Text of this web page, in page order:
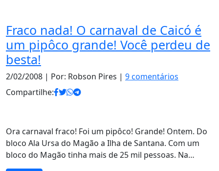
Fraco nada! O carnaval de Caicó é
um pipôco grande! Você perdeu de
besta!
2/02/2008 | Por: Robson Pires | 9 comentários
Compartilhe:
Ora carnaval fraco! Foi um pipôco! Grande! Ontem. Do
bloco Ala Ursa do Magão a Ilha de Santana. Com um
bloco do Magão tinha mais de 25 mil pessoas. Na…